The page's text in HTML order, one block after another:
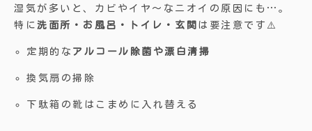
湿気が多いと、カビやイヤ〜なニオイの原因にも…。
特に洗面所・お風呂・トイレ・玄関 は要注意です⚠️
定期的な アルコール除菌や漂白清掃
換気扇の掃除
下駄箱の靴はこまめに入れ替える